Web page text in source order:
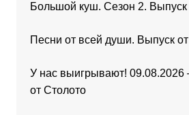
Большой куш. Сезон 2. Выпуск
Песни от всей души. Выпуск
У нас выигрывают!
от Столото